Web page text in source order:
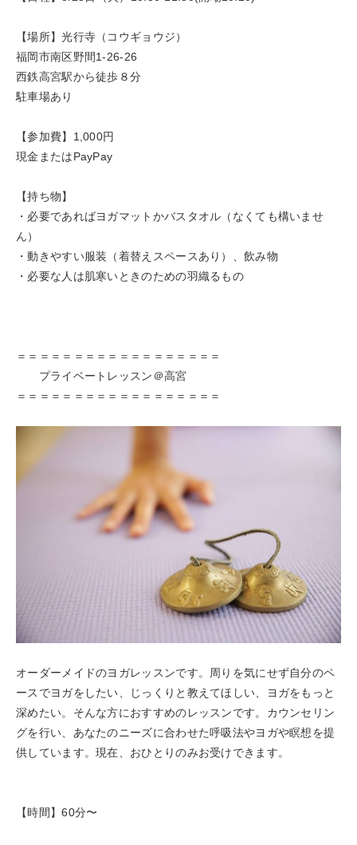
【場所】光行寺（コウギョウジ）
福岡市南区野間1-26-26
西鉄高宮駅から徒歩８分
駐車場あり
【参加費】1,000円
現金またはPayPay
【持ち物】
・必要であればヨガマットかバスタオル（なくても構いませ
ん）
・動きやすい服装（着替えスペースあり）、飲み物
・必要な人は肌寒いときのための羽織るもの
＝＝＝＝＝＝＝＝＝＝＝＝＝＝＝＝＝＝
プライベートレッスン＠高宮
＝＝＝＝＝＝＝＝＝＝＝＝＝＝＝＝＝＝
オーダーメイドのヨガレッスンです。周りを気にせず自分のペ
ースでヨガをしたい、じっくりと教えてほしい、ヨガをもっと
深めたい。そんな方におすすめのレッスンです。カウンセリン
グを行い、あなたのニーズに合わせた呼吸法やヨガや瞑想を提
供しています。現在、おひとりのみお受けできます。
【時間】60分〜